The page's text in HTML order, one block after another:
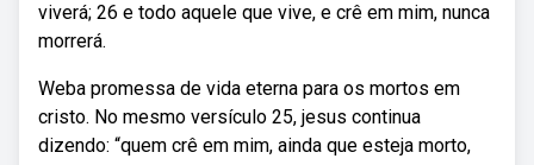
viverá; 26 e todo aquele que vive, e crê em mim, nunca
morrerá.
Weba promessa de vida eterna para os mortos em
cristo. No mesmo versículo 25, jesus continua
dizendo: “quem crê em mim, ainda que esteja morto,